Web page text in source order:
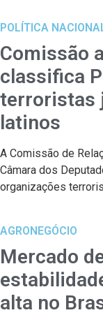
POLÍTICA
Comissão
classifica
terroristas
latinos
A Comissão de
Câmara dos
organizações
AGRONEGÓCIO
Mercado
alta no